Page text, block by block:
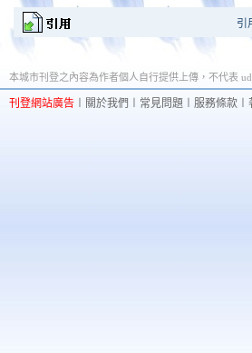
引
本城市刊登之內容為作者個人自行提供上傳，不代表
刊登網站廣告 關於我們 常見問題 服務條款